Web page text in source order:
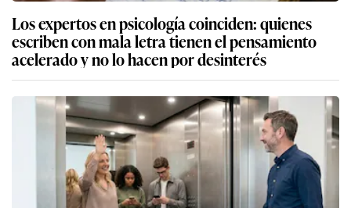
Los expertos en psicología coinciden: quienes
escriben con mala letra tienen el pensamiento
acelerado y no lo hacen por desinterés